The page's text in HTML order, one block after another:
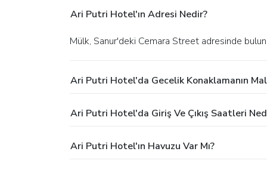
Ari Putri Hotel'ın Adresi Nedir?
Mülk, Sanur'deki Cemara Street adresinde
Ari Putri Hotel'da Gecelik Konaklamanın
Ari Putri Hotel'da Giriş Ve Çıkış Saatleri
Ari Putri Hotel'ın Havuzu Var Mı?